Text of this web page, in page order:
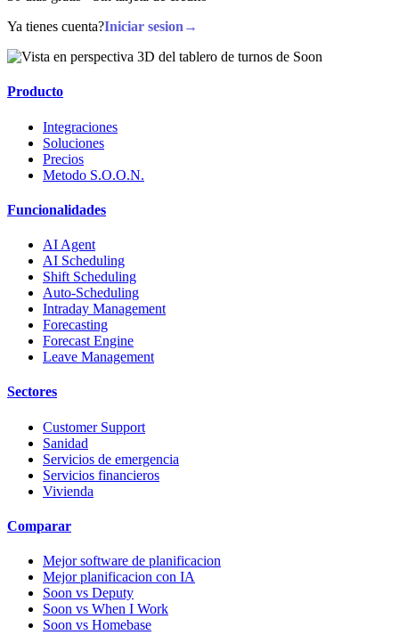
Ya tienes cuenta?Iniciar sesion →
Producto
Integraciones
Soluciones
Precios
Metodo S.O.O.N.
Funcionalidades
AI Agent
AI Scheduling
Shift Scheduling
Auto-Scheduling
Intraday Management
Forecasting
Forecast Engine
Leave Management
Sectores
Customer Support
Sanidad
Servicios de emergencia
Servicios financieros
Vivienda
Comparar
Mejor software de planificacion
Mejor planificacion con IA
Soon vs Deputy
Soon vs When I Work
Soon vs Homebase